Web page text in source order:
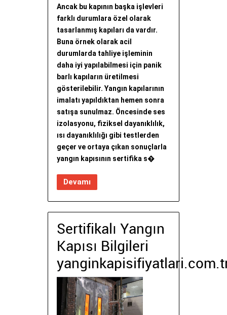
Ancak bu kapının başka işlevleri
farklı durumlara özel olarak
tasarlanmış kapıları da vardır.
Buna örnek olarak acil
durumlarda tahliye işleminin
daha iyi yapılabilmesi için panik
barlı kapıların üretilmesi
gösterilebilir. Yangın kapılarının
imalatı yapıldıktan hemen sonra
satışa sunulmaz. Öncesinde ses
izolasyonu, fiziksel dayanıklılık,
ısı dayanıklılığı gibi testlerden
geçer ve ortaya çıkan sonuçlarla
yangın kapısının sertifika s�
Devamı
Sertifikalı Yangın
Kapısı Bilgileri